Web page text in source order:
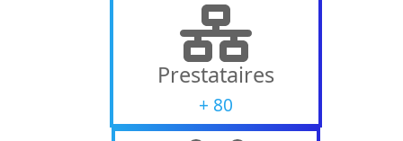
Prestataires
+ 80